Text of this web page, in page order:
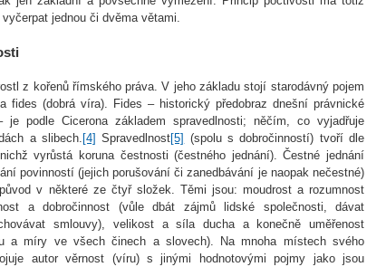
jednou či dvěma větami.
z kořenů římského práva. V jeho základu stojí starodávný pojem
fides (dobrá víra). Fides – historický předobraz dnešní právnické
podle Cicerona základem spravedlnosti; něčím, co vyjadřuje
a slibech. [4] Spravedlnost[5] (spolu s dobročinností) tvoří dle
vyrůstá koruna čestnosti (čestného jednání). Čestné jednání
povinností (jejich porušování či zanedbávání je naopak nečestné)
v některé ze čtyř složek. Těmi jsou: moudrost a rozumnost
a dobročinnost (vůle dbát zájmů lidské společnosti, dávat
smlouvy), velikost a síla ducha a konečně uměřenost
a míry ve všech činech a slovech). Na mnoha místech svého
autor věrnost (víru) s jinými hodnotovými pojmy jako jsou